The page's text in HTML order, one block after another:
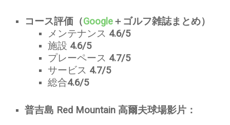
コース評価（Google＋ゴルフ雑誌まとめ）
メンテナンス 4.6/5
施設 4.6/5
プレーペース 4.7/5
サービス 4.7/5
総合4.6/5
普吉島 Red Mountain 高爾夫球場影片：